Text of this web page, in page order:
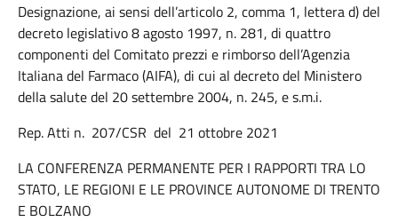
Designazione, ai sensi dell’articolo 2, comma 1, lettera d) del
decreto legislativo 8 agosto 1997, n. 281, di quattro
componenti del Comitato prezzi e rimborso dell’Agenzia
Italiana del Farmaco (AIFA), di cui al decreto del Ministero
della salute del 20 settembre 2004, n. 245, e s.m.i.
Rep. Atti n. 207/CSR del 21 ottobre 2021
LA CONFERENZA PERMANENTE PER I RAPPORTI TRA LO
STATO, LE REGIONI E LE PROVINCE AUTONOME DI TRENTO
E BOLZANO